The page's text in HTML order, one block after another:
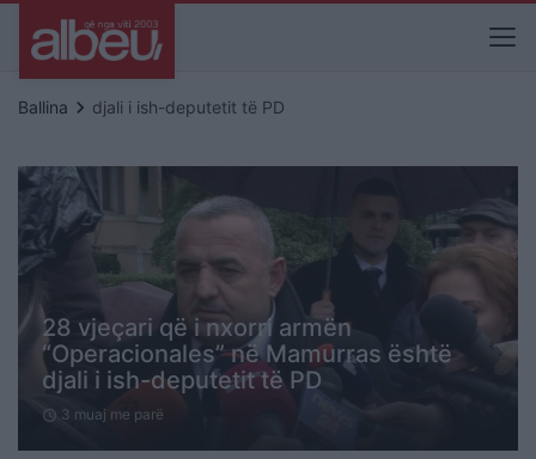
Ballina keyboard_arrow_right djali i ish-deputetit të PD
28 vjeçari që i nxorri armën
“Operacionales” në Mamurras është
djali i ish-deputetit të PD
schedule 3 muaj me parë